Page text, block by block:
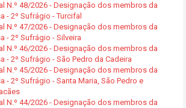
N.º 48/2026 - Designação dos membros da
- 2º Sufrágio - Turcifal
N.º 47/2026 - Designação dos membros da
- 2º Sufrágio - Silveira
N.º 46/2026 - Designação dos membros da
- 2º Sufrágio - São Pedro da Cadeira
N.º 45/2026 - Designação dos membros da
- 2º Sufrágio - Santa Maria, São Pedro e
N.º 44/2026 - Designação dos membros da